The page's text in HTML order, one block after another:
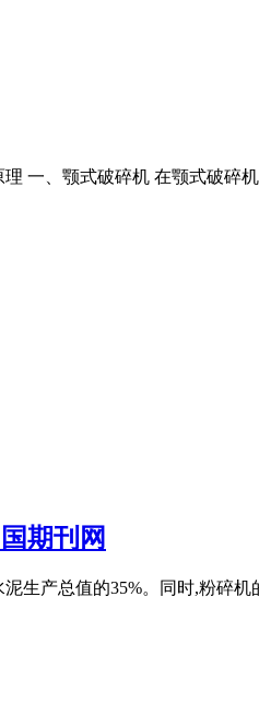
一、颚式破碎机 在颚式破碎
期刊网
生产总值的35%。同时,粉碎